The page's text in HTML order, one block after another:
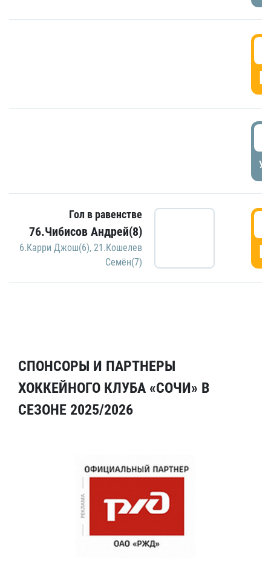
Гол в равенстве
76.Чибисов Андрей(8)
6.Карри Джош(6), 21.Кошелев
Семён(7)
СПОНСОРЫ И ПАРТНЕРЫ
ХОККЕЙНОГО КЛУБА «СОЧИ» В
СЕЗОНЕ 2025/2026